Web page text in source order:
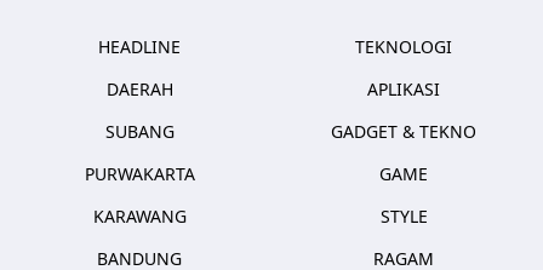
HEADLINE
DAERAH
SUBANG
PURWAKARTA
KARAWANG
BANDUNG
TEKNOLOGI
APLIKASI
GADGET & TEKNO
GAME
STYLE
RAGAM